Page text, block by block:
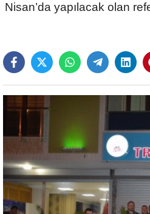
Nisan’da yapılacak olan